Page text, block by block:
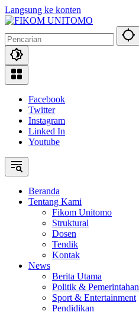
Langsung ke konten
Facebook
Twitter
Instagram
Linked In
Youtube
Beranda
Tentang Kami
Fikom Unitomo
Struktural
Dosen
Tendik
Kontak
News
Berita Utama
Politik & Pemerintahan
Sport & Entertainment
Pendidikan